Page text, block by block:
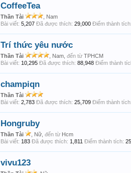
CoffeeTea
Thần Tài
, Nam
Bài viết: 5,207 Đã được thích: 29,000 Điểm thành tích:
Trí thức yêu nước
Thần Tài , Nam, đến từ TPHCM
Bài viết: 10,295 Đã được thích: 88,948 Điểm thành
champiqn
Thần Tài
Bài viết: 2,783 Đã được thích: 25,709 Điểm thành tích:
Hongruby
Thần Tài , Nữ, đến từ Hcm
Bài viết: 183 Đã được thích: 1,811 Điểm thành tích:
vivu123